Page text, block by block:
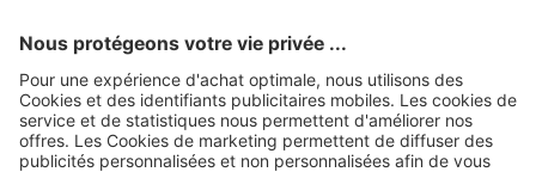
Page d'accueil Blocs Blocs encollés, impression recto seul Blocs notes